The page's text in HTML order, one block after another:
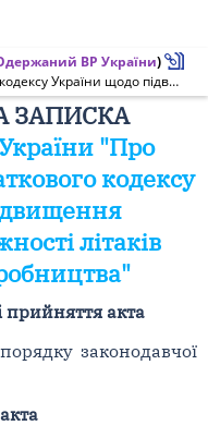
ВР України)
Про внесення змін до Податкового кодексу України щодо підвищення конкурентоспроможності літаків вітчизняного виробництва